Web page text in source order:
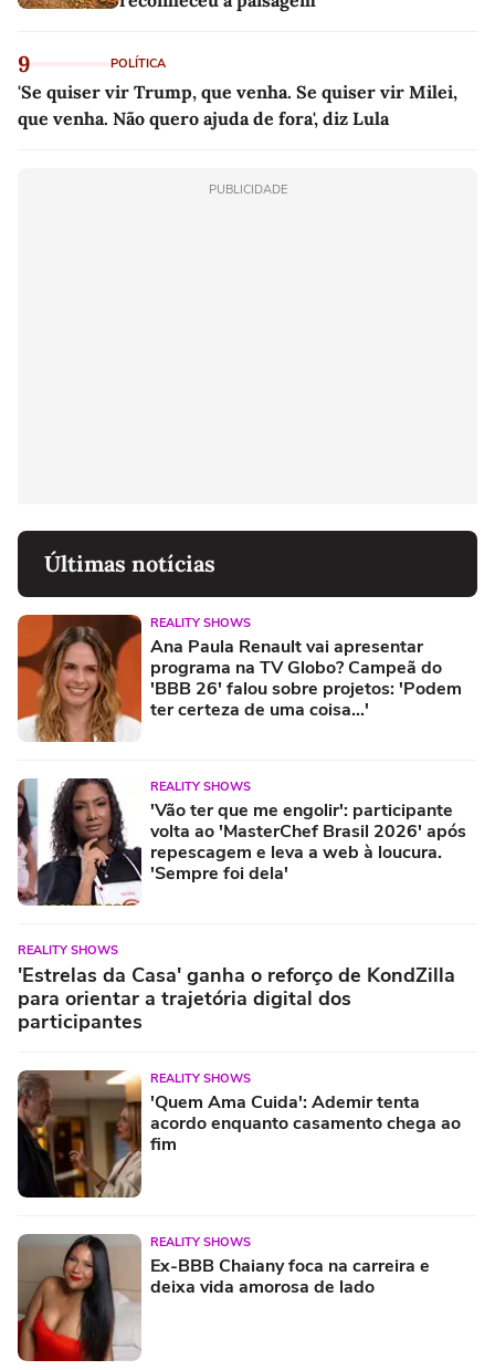
9 POLÍTICA
'Se quiser vir Trump, que venha. Se quiser vir Milei,
que venha. Não quero ajuda de fora', diz Lula
PUBLICIDADE
Últimas notícias
REALITY SHOWS
Ana Paula Renault vai apresentar
programa na TV Globo? Campeã do
'BBB 26' falou sobre projetos: 'Podem
ter certeza de uma coisa...'
REALITY SHOWS
'Vão ter que me engolir': participante
volta ao 'MasterChef Brasil 2026' após
repescagem e leva a web à loucura.
'Sempre foi dela'
REALITY SHOWS
'Estrelas da Casa' ganha o reforço de KondZilla
para orientar a trajetória digital dos
participantes
REALITY SHOWS
'Quem Ama Cuida': Ademir tenta
acordo enquanto casamento chega ao
fim
REALITY SHOWS
Ex-BBB Chaiany foca na carreira e
deixa vida amorosa de lado